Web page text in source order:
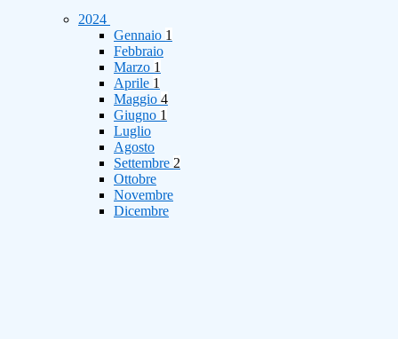
2024
Gennaio 1
Febbraio
Marzo 1
Aprile 1
Maggio 4
Giugno 1
Luglio
Agosto
Settembre 2
Ottobre
Novembre
Dicembre